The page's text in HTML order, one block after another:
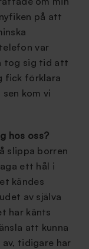
på att
var
tog sig tid att
fick förklara
kom vi
hos oss?
slippa borren
ett hål i
kändes
av själva
har känts
att kunna
tidigare har